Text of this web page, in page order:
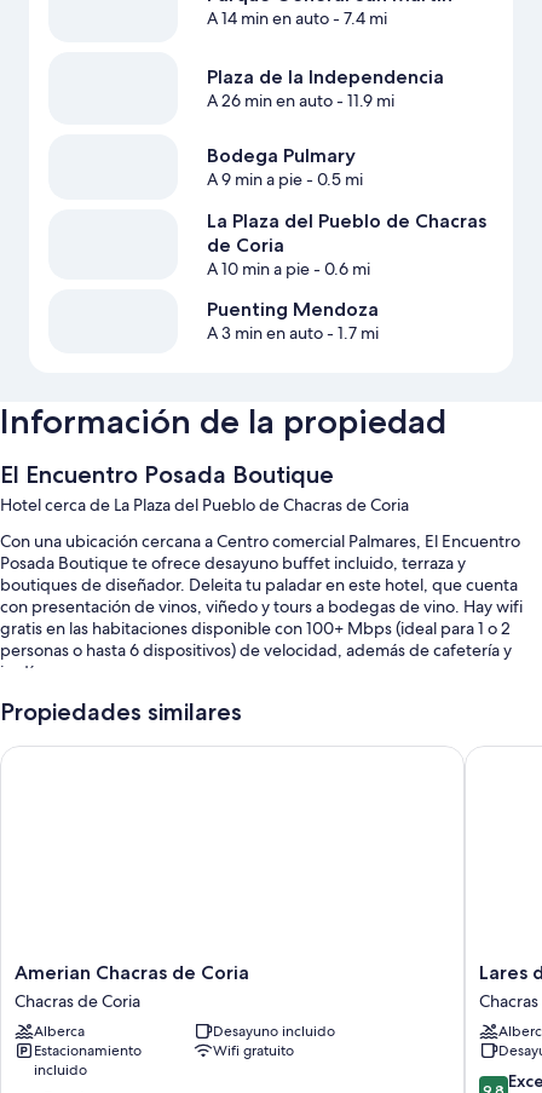
A 14 min en auto- 7.4 mi
Plaza de la Independencia
A 26 min en auto- 11.9 mi
Bodega Pulmary
A 9 min a pie- 0.5 mi
La Plaza del Pueblo de Chacras
de Coria
A 10 min a pie- 0.6 mi
Puenting Mendoza
A 3 min en auto- 1.7 mi
Información de la propiedad
El Encuentro Posada Boutique
Hotel cerca de La Plaza del Pueblo de Chacras de Coria
Con una ubicación cercana a Centro comercial Palmares, El Encuentro
Posada Boutique te ofrece desayuno buffet incluido, terraza y
boutiques de diseñador. Deleita tu paladar en este hotel, que cuenta
con presentación de vinos, viñedo y tours a bodegas de vino. Hay wifi
gratis en las habitaciones disponible con 100+ Mbps (ideal para 1 o 2
personas o hasta 6 dispositivos) de velocidad, además de cafetería y
jardín.
También podrás disfrutar de otros servicios, como:
Alberca al aire libre por temporada con sombrillas y salvavidas en la
Características de la habitación
Todas las habitaciones cuentan con muebles diferentes, y incluyen
comodidades como ropa de cama de alta calidad y menú de almohadas,
al igual que beneficios como wifi gratis y silla de escritorio.
Propiedades similares
Amerian
Chacras
de
Coria
Chacras
Amerian Chacras de Coria
Chacras de Coria
Alberca
Desayuno incluido
Estacionamiento
incluido
Wifi gratuito
Amerian Chacras de Coria
Lares
de
Chacras
Chacras
de
Coria
Lares
9.8
Lares